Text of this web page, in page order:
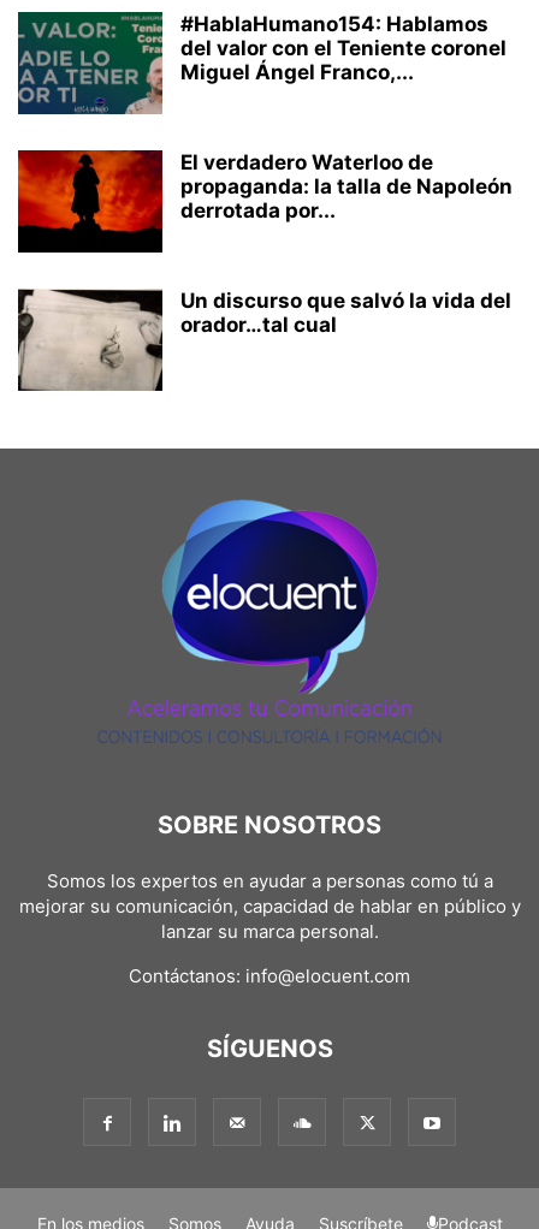
#HablaHumano154: Hablamos
del valor con el Teniente coronel
Miguel Ángel Franco,...
El verdadero Waterloo de
propaganda: la talla de Napoleón
derrotada por...
Un discurso que salvó la vida del
orador…tal cual
SOBRE NOSOTROS
Somos los expertos en ayudar a personas como tú a
mejorar su comunicación, capacidad de hablar en público y
lanzar su marca personal.
Contáctanos: info@elocuent.com
SÍGUENOS
En los medios Somos Ayuda Suscríbete Podcast